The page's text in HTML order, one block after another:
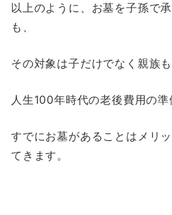
以上のように、お墓を子孫で
も、
その対象は子だけでなく親族も
人生100年時代の老後費用の準
すでにお墓があることはメリ
てきます。